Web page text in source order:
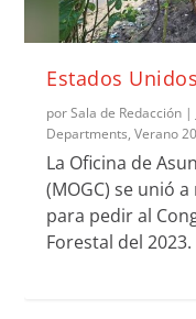
Estados
porSala de Redacción |
Departments,Verano
La Oficina de
(MOGC) se unió
para pedir al
Forestal del 2023.